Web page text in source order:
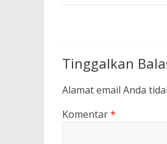
Tinggalkan
Alamat email Anda
Komentar*